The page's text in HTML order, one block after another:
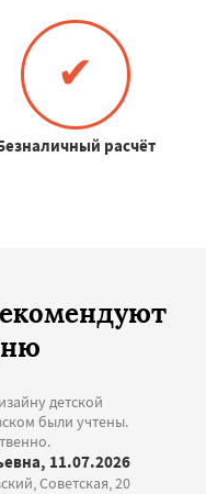
✔
расчёт
детской
были учтены.
11.07.2026
Советская, 20